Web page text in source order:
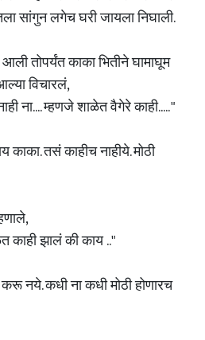
सांगुन लगेच घरी जायला निघाली.
तोपर्यंत काका भितीने घामाघूम
विचारलं,
ना.... म्हणजे शाळेत वैगेरे काही..... "
काका. तसं काहीच नाहीये. मोठी
काही झालं की काय .."
नये. कधी ना कधी मोठी होणारच